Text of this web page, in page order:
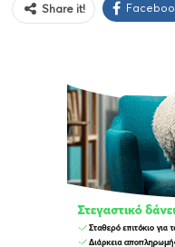
Share it!